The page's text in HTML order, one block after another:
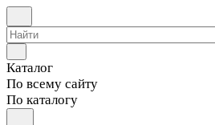
Каталог
По всему сайту
По каталогу